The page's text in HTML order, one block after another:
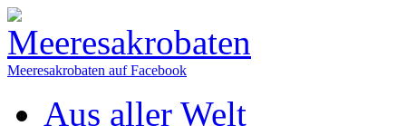
Meeresakrobaten auf Facebook
Aus aller Welt